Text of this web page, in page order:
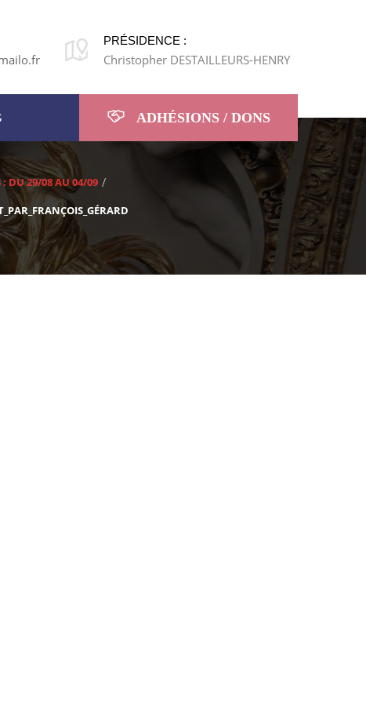
PRÉSIDENCE :
Christopher DESTAILLEURS-HENRY
ADHÉSIONS / DONS
: DU 29/08 AU 04/09